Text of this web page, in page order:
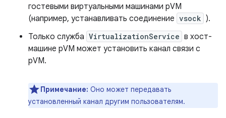
гостевыми виртуальными машинами pVM
(например, устанавливать соединение vsock ).
Только служба VirtualizationService в хост-
машине pVM может установить канал связи с
pVM.
Примечание: Оно может передавать
установленный канал другим пользователям.